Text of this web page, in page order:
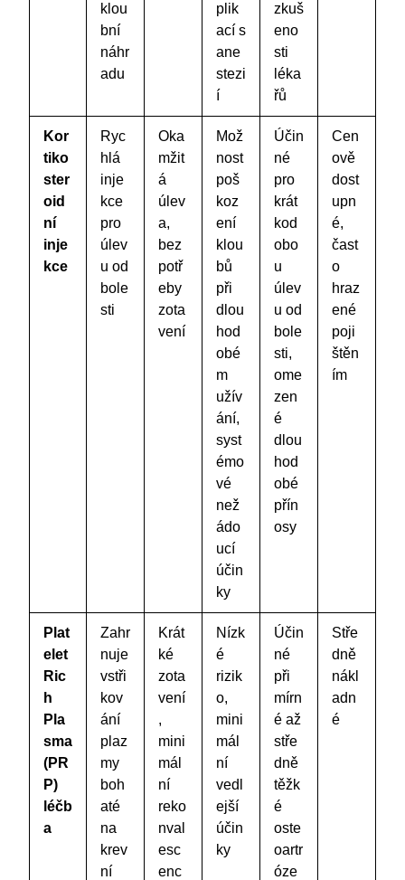
klou
bní
náhr
adu
plik
ací s
ane
stezi
í
zkuš
eno
sti
léka
řů
Kor
tiko
ster
oid
ní
inje
kce
Ryc
hlá
inje
kce
pro
úlev
u od
bole
sti
Oka
mžit
á
úlev
a,
bez
potř
eby
zota
vení
Mož
nost
poš
koz
ení
klou
bů
při
dlou
hod
obé
m
užív
ání,
syst
émo
vé
než
ádo
ucí
účin
ky
Účin
né
pro
krát
kod
obo
u
úlev
u od
bole
sti,
ome
zen
é
dlou
hod
obé
přín
osy
Cen
ově
dost
upn
é,
čast
o
hraz
ené
poji
štěn
ím
Plat
elet
Ric
h
Pla
sma
(PR
P)
léčb
a
Zahr
nuje
vstři
kov
ání
plaz
my
boh
até
na
krev
ní
Krát
ké
zota
vení
,
mini
mál
ní
reko
nval
esc
enc
Nízk
é
rizik
o,
mini
mál
ní
vedl
ejší
účin
ky
Účin
né
při
mírn
é až
stře
dně
těžk
é
oste
oartr
óze
Stře
dně
nákl
adn
é